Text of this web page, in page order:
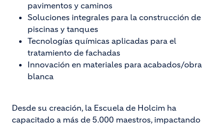
pavimentos y caminos
Soluciones integrales para la construcción de
piscinas y tanques
Tecnologías químicas aplicadas para el
tratamiento de fachadas
Innovación en materiales para acabados/obra
blanca
Desde su creación, la Escuela de Holcim ha
capacitado a más de 5.000 maestros, impactando